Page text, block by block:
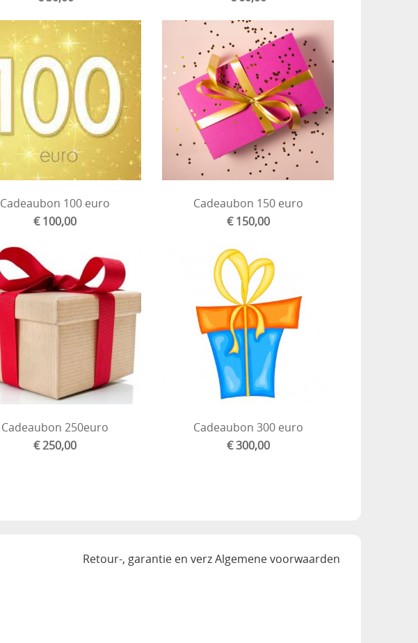
Cadeaubon 100 euro
€ 100,00
Cadeaubon 150 euro
€ 150,00
Cadeaubon 250euro
€ 250,00
Cadeaubon 300 euro
€ 300,00
Retour-, garantie en verzAlgemene voorwaarden